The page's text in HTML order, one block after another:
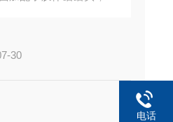
30
电话